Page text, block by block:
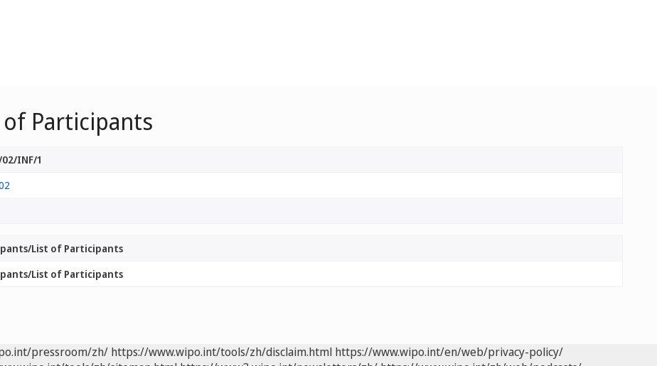
Participants
INF/1
List of Participants
List of Participants
pressroom/zh/ https://www.wipo.int/tools/zh/disclaim.html https://www.wipo.int/en/web/privacy-policy/